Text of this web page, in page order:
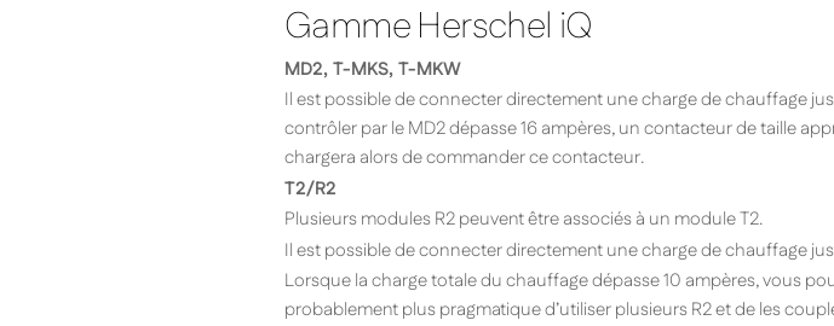
Gamme Herschel iQ
MD2, T-MKS, T-MKW
Il est possible de connecter directement une charge de chauffage
contrôler par le MD2 dépasse 16 ampères, un contacteur de taille
chargera alors de commander ce contacteur.
T2/R2
Plusieurs modules R2 peuvent être associés à un module T2.
Il est possible de connecter directement une charge de chauffage
Lorsque la charge totale du chauffage dépasse 10 ampères, vous
probablement plus pragmatique d’utiliser plusieurs R2 et de les